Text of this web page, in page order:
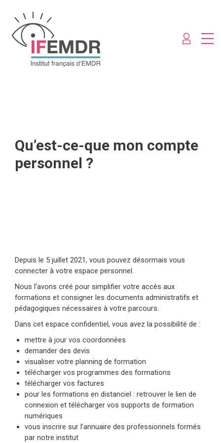
Qu’est-ce-que mon compte
personnel ?
Depuis le 5 juillet 2021, vous pouvez désormais vous
connecter à votre espace personnel.
Nous l’avons créé pour simplifier votre accès aux
formations et consigner les documents administratifs et
pédagogiques nécessaires à votre parcours.
Dans cet espace confidentiel, vous avez la possibilité de :
mettre à jour vos coordonnées
demander des devis
visualiser votre planning de formation
télécharger vos programmes des formations
télécharger vos factures
pour les formations en distanciel : retrouver le lien de
connexion et télécharger vos supports de formation
numériques
vous inscrire sur l’annuaire des professionnels formés
par notre institut